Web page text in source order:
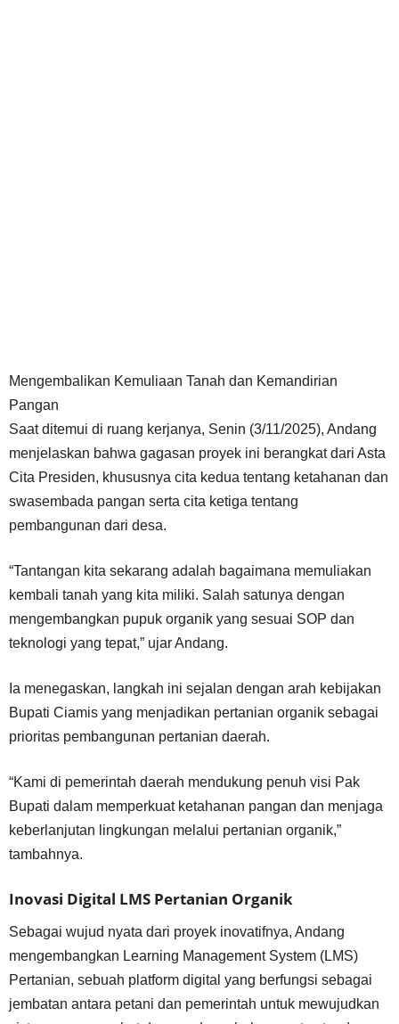
Mengembalikan Kemuliaan Tanah dan Kemandirian
Pangan
Saat ditemui di ruang kerjanya, Senin (3/11/2025), Andang
menjelaskan bahwa gagasan proyek ini berangkat dari Asta
Cita Presiden, khususnya cita kedua tentang ketahanan dan
swasembada pangan serta cita ketiga tentang
pembangunan dari desa.
“Tantangan kita sekarang adalah bagaimana memuliakan
kembali tanah yang kita miliki. Salah satunya dengan
mengembangkan pupuk organik yang sesuai SOP dan
teknologi yang tepat,” ujar Andang.
Ia menegaskan, langkah ini sejalan dengan arah kebijakan
Bupati Ciamis yang menjadikan pertanian organik sebagai
prioritas pembangunan pertanian daerah.
“Kami di pemerintah daerah mendukung penuh visi Pak
Bupati dalam memperkuat ketahanan pangan dan menjaga
keberlanjutan lingkungan melalui pertanian organik,”
tambahnya.
Inovasi Digital LMS Pertanian Organik
Sebagai wujud nyata dari proyek inovatifnya, Andang
mengembangkan Learning Management System (LMS)
Pertanian, sebuah platform digital yang berfungsi sebagai
jembatan antara petani dan pemerintah untuk mewujudkan